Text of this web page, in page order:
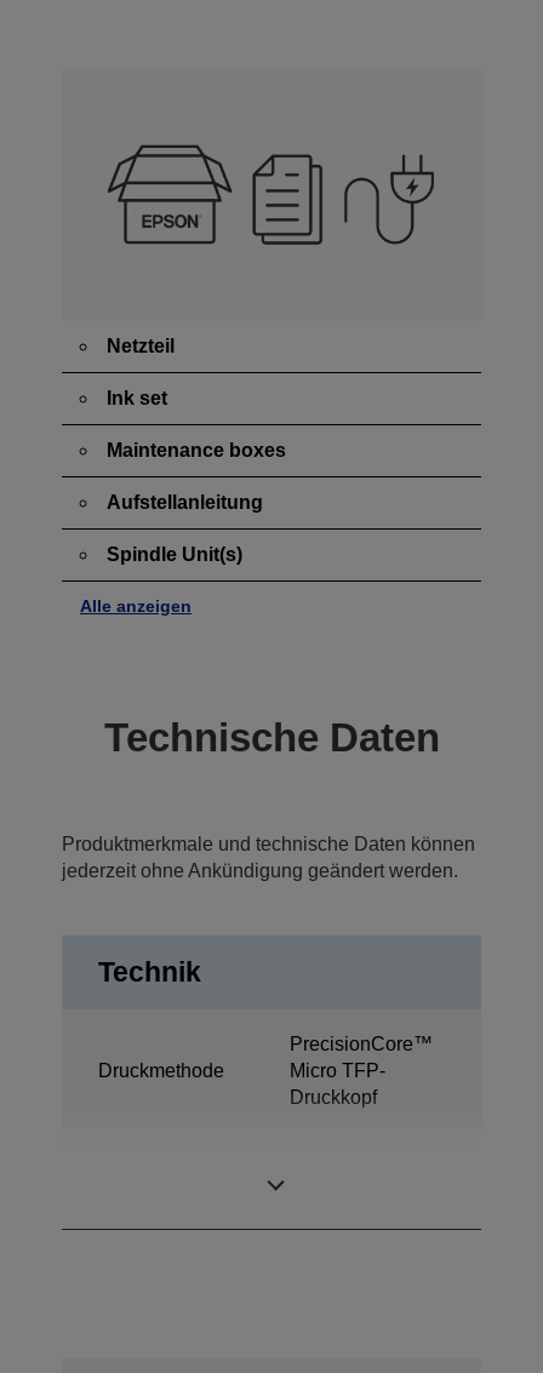
Netzteil
Ink set
Maintenance boxes
Aufstellanleitung
Spindle Unit(s)
Alle anzeigen
Technische Daten
Produktmerkmale und technische Daten können
jederzeit ohne Ankündigung geändert werden.
Technik
Druckmethode
PrecisionCore™
Micro TFP-
Druckkopf